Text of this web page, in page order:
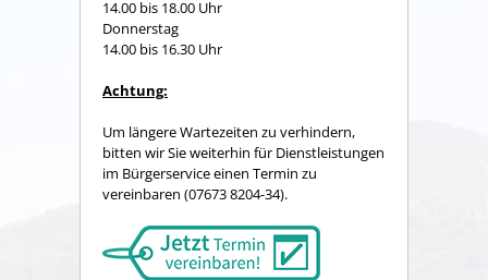
14.00 bis 18.00 Uhr
Donnerstag
14.00 bis 16.30 Uhr
Achtung:
Um längere Wartezeiten zu verhindern,
bitten wir Sie weiterhin für Dienstleistungen
im Bürgerservice einen Termin zu
vereinbaren (07673 8204-34).